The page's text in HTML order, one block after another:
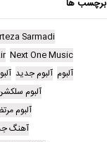
برچسب ها
Sarmadi
Next One Music
آلبوم آلبوم جدید
آلبوم
آلبوم
آهنگ